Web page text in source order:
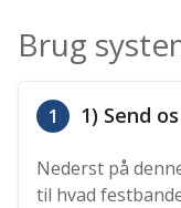
Brug
1 1) Send
Nederst på
til hvad